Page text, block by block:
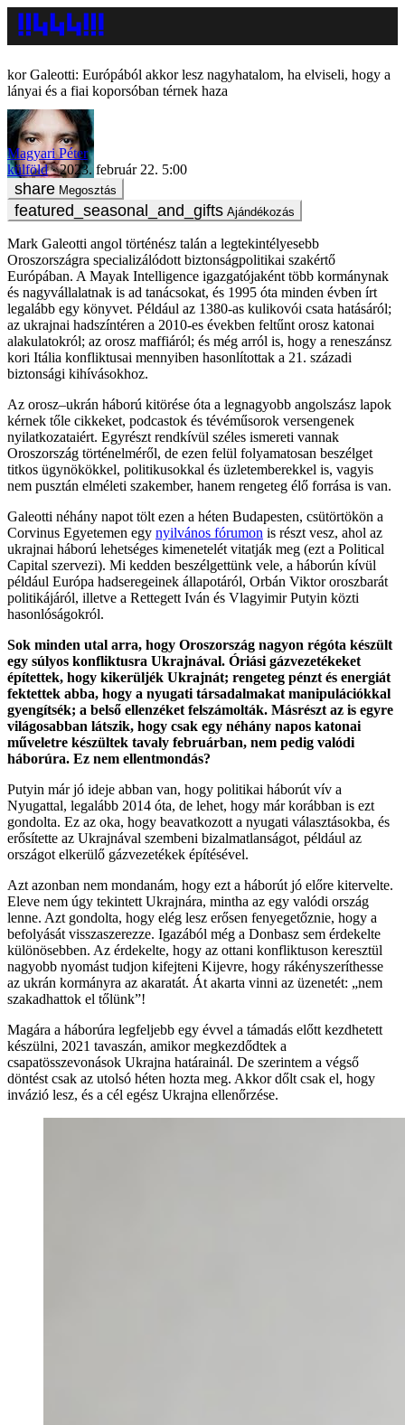
Galeotti: Európából akkor lesz nagyhatalom, ha elviseli, hogy a
lányai és a fiai koporsóban térnek haza
Magyari Péter
külföld
2023. február 22. 5:00
Megosztás
Ajándékozás
Mark Galeotti angol történész talán a legtekintélyesebb
Oroszországra specializálódott biztonságpolitikai szakértő
Európában. A Mayak Intelligence igazgatójaként több kormánynak
és nagyvállalatnak is ad tanácsokat, és 1995 óta minden évben írt
legalább egy könyvet. Például az 1380-as kulikovói csata hatásáról;
az ukrajnai hadszíntéren a 2010-es években feltűnt orosz katonai
alakulatokról; az orosz maffiáról; és még arról is, hogy a reneszánsz
kori Itália konfliktusai mennyiben hasonlítottak a 21. századi
biztonsági kihívásokhoz.
Az orosz–ukrán háború kitörése óta a legnagyobb angolszász lapok
kérnek tőle cikkeket, podcastok és tévéműsorok versengenek
nyilatkozataiért. Egyrészt rendkívül széles ismereti vannak
Oroszország történelméről, de ezen felül folyamatosan beszélget
titkos ügynökökkel, politikusokkal és üzletemberekkel is, vagyis
nem pusztán elméleti szakember, hanem rengeteg élő forrása is van.
Galeotti néhány napot tölt ezen a héten Budapesten, csütörtökön a
Corvinus Egyetemen egy nyilvános fórumon is részt vesz, ahol az
ukrajnai háború lehetséges kimenetelét vitatják meg (ezt a Political
Capital szervezi). Mi kedden beszélgettünk vele, a háborún kívül
például Európa hadseregeinek állapotáról, Orbán Viktor oroszbarát
politikájáról, illetve a Rettegett Iván és Vlagyimir Putyin közti
hasonlóságokról.
Sok minden utal arra, hogy Oroszország nagyon régóta készült
egy súlyos konfliktusra Ukrajnával. Óriási gázvezetékeket
építettek, hogy kikerüljék Ukrajnát; rengeteg pénzt és energiát
fektettek abba, hogy a nyugati társadalmakat manipulációkkal
gyengítsék; a belső ellenzéket felszámolták. Másrészt az is egyre
világosabban látszik, hogy csak egy néhány napos katonai
műveletre készültek tavaly februárban, nem pedig valódi
háborúra. Ez nem ellentmondás?
Putyin már jó ideje abban van, hogy politikai háborút vív a
Nyugattal, legalább 2014 óta, de lehet, hogy már korábban is ezt
gondolta. Ez az oka, hogy beavatkozott a nyugati választásokba, és
erősítette az Ukrajnával szembeni bizalmatlanságot, például az
országot elkerülő gázvezetékek építésével.
Azt azonban nem mondanám, hogy ezt a háborút jó előre kitervelte.
Eleve nem úgy tekintett Ukrajnára, mintha az egy valódi ország
lenne. Azt gondolta, hogy elég lesz erősen fenyegetőznie, hogy a
befolyását visszaszerezze. Igazából még a Donbasz sem érdekelte
különösebben. Az érdekelte, hogy az ottani konfliktuson keresztül
nagyobb nyomást tudjon kifejteni Kijevre, hogy rákényszeríthesse
az ukrán kormányra az akaratát. Át akarta vinni az üzenetét: „nem
szakadhattok el tőlünk”!
Magára a háborúra legfeljebb egy évvel a támadás előtt kezdhetett
készülni, 2021 tavaszán, amikor megkezdődtek a
csapatösszevonások Ukrajna határainál. De szerintem a végső
döntést csak az utolsó héten hozta meg. Akkor dőlt csak el, hogy
invázió lesz, és a cél egész Ukrajna ellenőrzése.